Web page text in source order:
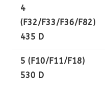
4
(F32/F33/F36/F82)
435 D
5 (F10/F11/F18)
530 D